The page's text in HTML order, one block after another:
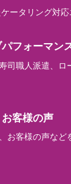
ータリング対
フォーマン
司職人派遣、ロ
客様の声
お客様の声など